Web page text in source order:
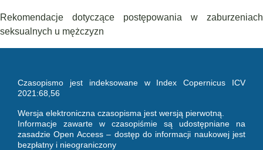
Rekomendacje dotyczące postępowania w zaburzeniach
seksualnych u mężczyzn
Czasopismo jest indeksowane w Index Copernicus ICV
2021:68,56
Wersja elektroniczna czasopisma jest wersją pierwotną.
Informacje zawarte w czasopiśmie są udostępniane na
zasadzie Open Access – dostęp do informacji naukowej jest
bezpłatny i nieograniczony